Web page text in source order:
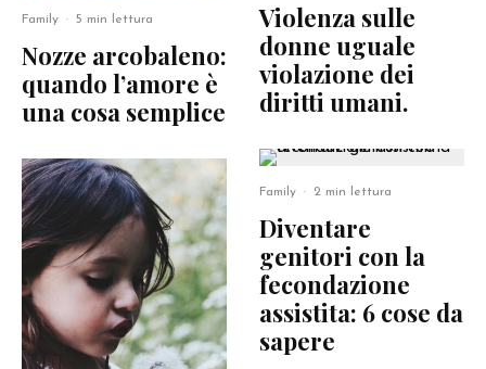
Family · 5 min lettura
Nozze arcobaleno:
quando l’amore è
una cosa semplice
Violenza sulle
donne uguale
violazione dei
diritti umani.
Family · 2 min lettura
Diventare
genitori con la
fecondazione
assistita: 6 cose da
sapere